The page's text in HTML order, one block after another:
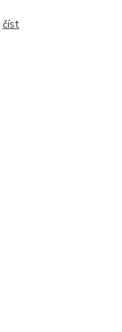
číst